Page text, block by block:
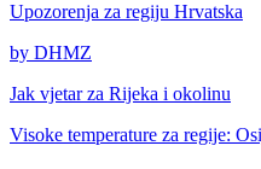
Upozorenja za regiju Hrvatska
by DHMZ
Jak vjetar za Rijeka i okolinu
Visoke temperature za regije: